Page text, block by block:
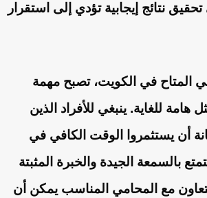
نتائج إيجابية تؤدي إلى استقرار
المتاح في الكويت، تصبح مهمة
هامة للغاية. ينبغي للأفراد الذين
أن يستثمروا الوقت الكافي في
بالسمعة الجيدة والخبرة المثبتة
مع المحامي المناسب يمكن أن